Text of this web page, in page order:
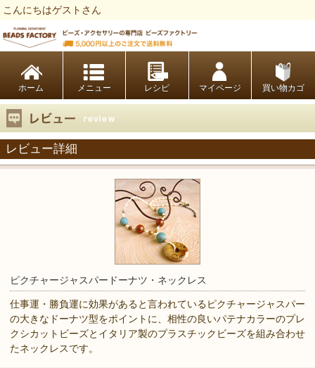
こんにちはゲストさん
ホーム レシピ マイページ 買い物カゴ
レビュー詳細
ピクチャージャスパードーナツ・ネックレス
仕事運・勝負運に効果があると言われているピクチャージャスパー
の大きなドーナツ型をポイントに、相性の良いパテナカラーのプレ
クシカットビーズとイタリア製のプラスチックビーズを組み合わせ
たネックレスです。